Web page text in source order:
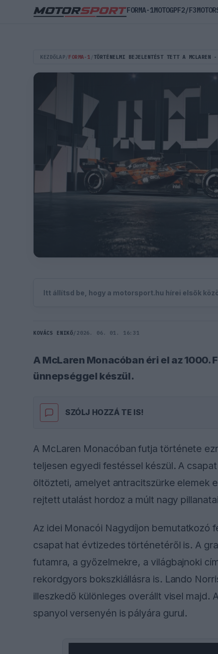
KEZDŐLAP FORMA-1 TÖRTÉNELMI BEJELENTÉST TETT A MCLAREN
Itt állítsd be, hogy a motorsport.hu hírei elsők
KOVÁCS ENIKŐ/ 2026. 06. 01. 16:31
A McLaren Monacóban éri el az
ünnepséggel készül.
SZÓLJ HOZZÁ TE IS!
A McLaren Monacóban futja története
teljesen egyedi festéssel készül. A
öltözteti, amelyet antracitszürke elemek
rejtett utalást hordoz a múlt nagy
Az idei Monacói Nagydíjon bemutatkozó
csapat hat évtizedes történetéről is. A
futamra, a győzelmekre, a világbajnoki
rekordgyors bokszkiállásra is. Lando
illeszkedő különleges overállt visel majd.
spanyol versenyén is pályára gurul.
FORMA-1MOTOGPF2/F3